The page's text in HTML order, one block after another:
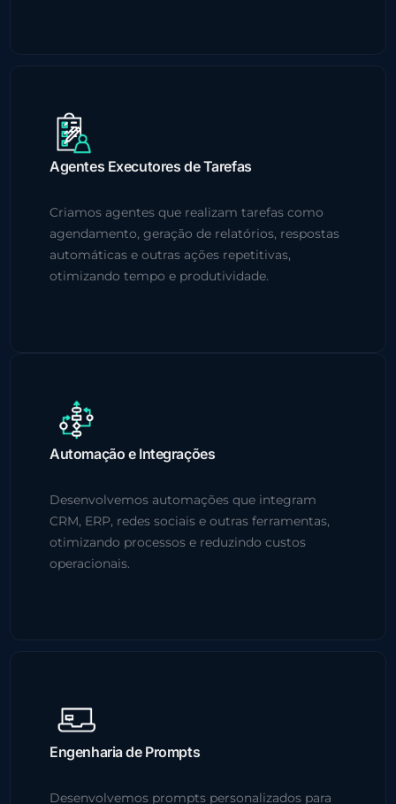
Agentes Executores de Tarefas
Criamos agentes que realizam tarefas como
agendamento, geração de relatórios, respostas
automáticas e outras ações repetitivas,
otimizando tempo e produtividade.
Automação e Integrações
Desenvolvemos automações que integram
CRM, ERP, redes sociais e outras ferramentas,
otimizando processos e reduzindo custos
operacionais.
Engenharia de Prompts
Desenvolvemos prompts personalizados para